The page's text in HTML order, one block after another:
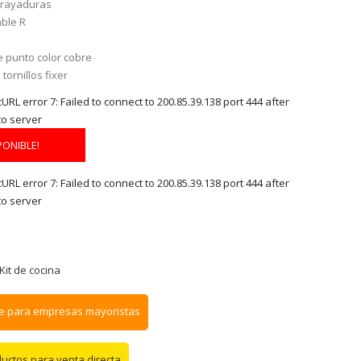
R
punto color cobre
tornillos fixer
error 7: Failed to connect to 200.85.39.138 port 444 after
server
error 7: Failed to connect to 200.85.39.138 port 444 after
server
Kit de cocina
para empresas mayoristas